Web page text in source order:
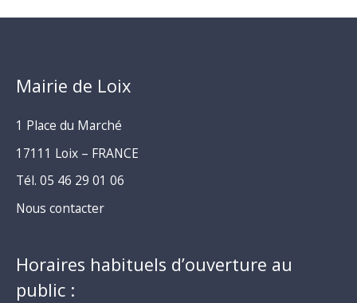
Mairie de Loix
1 Place du Marché
17111 Loix – FRANCE
Tél. 05 46 29 01 06
Nous contacter
Horaires habituels d’ouverture au
public :